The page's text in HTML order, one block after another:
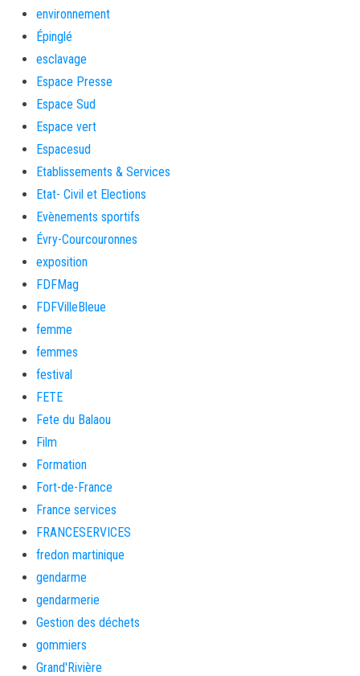
environnement
Épinglé
esclavage
Espace Presse
Espace Sud
Espace vert
Espacesud
Etablissements & Services
Etat- Civil et Elections
Evènements sportifs
Évry-Courcouronnes
exposition
FDFMag
FDFVilleBleue
femme
femmes
festival
FETE
Fete du Balaou
Film
Formation
Fort-de-France
France services
FRANCESERVICES
fredon martinique
gendarme
gendarmerie
Gestion des déchets
gommiers
Grand'Rivière